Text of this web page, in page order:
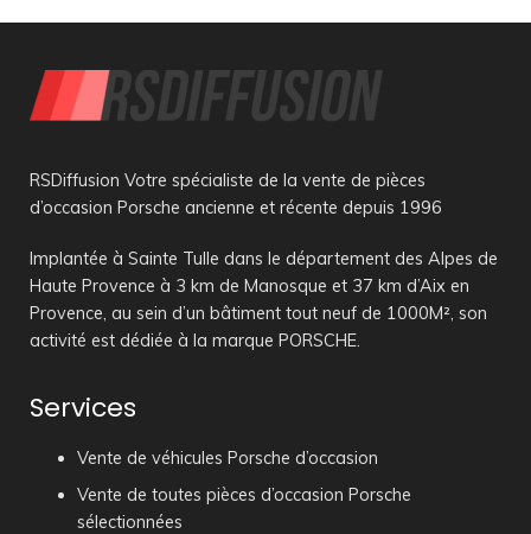
RSDiffusion Votre spécialiste de la vente de pièces
d’occasion Porsche ancienne et récente depuis 1996
Implantée à Sainte Tulle dans le département des Alpes de
Haute Provence à 3 km de Manosque et 37 km d’Aix en
Provence, au sein d’un bâtiment tout neuf de 1000M², son
activité est dédiée à la marque PORSCHE.
Services
Vente de véhicules Porsche d’occasion
Vente de toutes pièces d’occasion Porsche
sélectionnées